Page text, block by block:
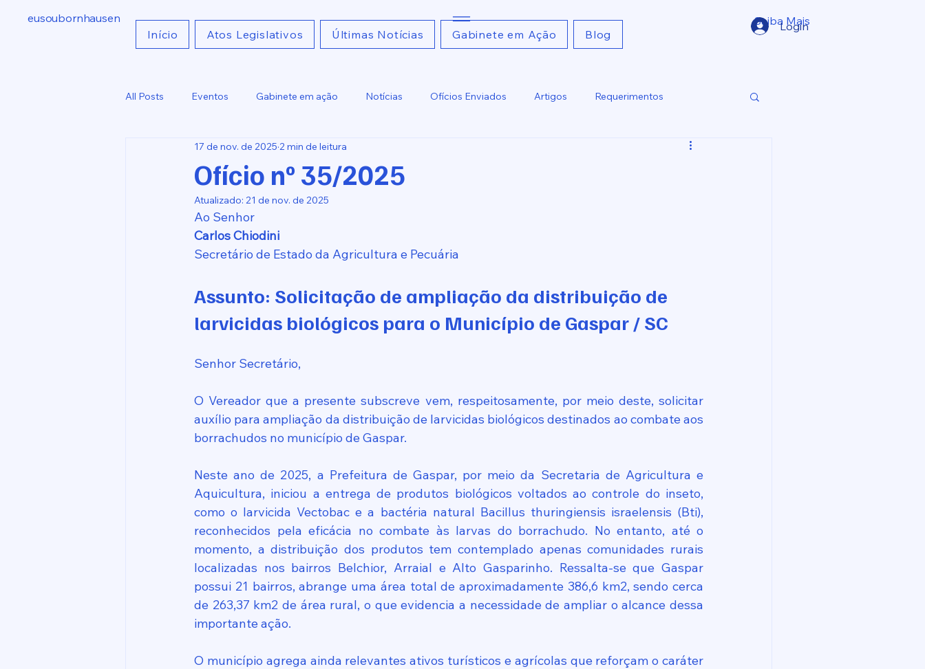
eusoubornhausen Saiba Mais
Login
Início Atos Legislativos Últimas Notícias Gabinete em Ação Blog
All Posts Eventos Gabinete em ação Notícias Ofícios Enviados Artigos Requerimentos
Indicações Comunicados Ofícios Recebidos
Ofício nº 35/2025
17 de nov. de 2025 2 min de leitura
Atualizado: 21 de nov. de 2025
Ao Senhor
Carlos Chiodini
Secretário de Estado da Agricultura e Pecuária
Assunto: Solicitação de ampliação da distribuição de
larvicidas biológicos para o Município de Gaspar / SC
Senhor Secretário,
O Vereador que a presente subscreve vem, respeitosamente, por meio deste, solicitar
auxílio para ampliação da distribuição de larvicidas biológicos destinados ao combate aos
borrachudos no município de Gaspar.
Neste ano de 2025, a Prefeitura de Gaspar, por meio da Secretaria de Agricultura e
Aquicultura, iniciou a entrega de produtos biológicos voltados ao controle do inseto,
como o larvicida Vectobac e a bactéria natural Bacillus thuringiensis israelensis (Bti),
reconhecidos pela eficácia no combate às larvas do borrachudo. No entanto, até o
momento, a distribuição dos produtos tem contemplado apenas comunidades rurais
localizadas nos bairros Belchior, Arraial e Alto Gasparinho. Ressalta-se que Gaspar
possui 21 bairros, abrange uma área total de aproximadamente 386,6 km2, sendo cerca
de 263,37 km2 de área rural, o que evidencia a necessidade de ampliar o alcance dessa
importante ação.
O município agrega ainda relevantes ativos turísticos e agrícolas que reforçam o caráter